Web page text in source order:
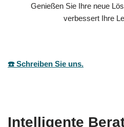
Genießen Sie Ihre neue
verbessert Ihre
☎️ Schreiben Sie uns.
Intelligente